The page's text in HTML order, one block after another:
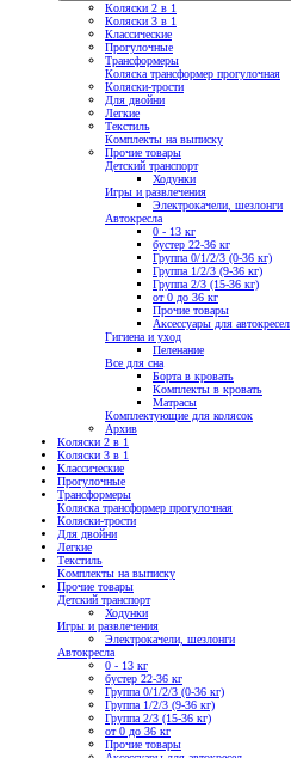
Коляски 2 в 1
Коляски 3 в 1
Классические
Прогулочные
Трансформеры
Коляска трансформер прогулочная
Коляски-трости
Для двойни
Легкие
Текстиль
Комплекты на выписку
Прочие товары
Детский транспорт
Ходунки
Игры и развлечения
Электрокачели, шезлонги
Автокресла
0 - 13 кг
бустер 22-36 кг
Группа 0/1/2/3 (0-36 кг)
Группа 1/2/3 (9-36 кг)
Группа 2/3 (15-36 кг)
от 0 до 36 кг
Прочие товары
Аксессуары для автокресел
Гигиена и уход
Пеленание
Все для сна
Борта в кровать
Комплекты в кровать
Матрасы
Комплектующие для колясок
Архив
Коляски 2 в 1
Коляски 3 в 1
Классические
Прогулочные
Трансформеры
Коляска трансформер прогулочная
Коляски-трости
Для двойни
Легкие
Текстиль
Комплекты на выписку
Прочие товары
Детский транспорт
Ходунки
Игры и развлечения
Электрокачели, шезлонги
Автокресла
0 - 13 кг
бустер 22-36 кг
Группа 0/1/2/3 (0-36 кг)
Группа 1/2/3 (9-36 кг)
Группа 2/3 (15-36 кг)
от 0 до 36 кг
Прочие товары